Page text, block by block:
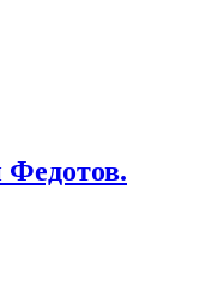
Федотов.